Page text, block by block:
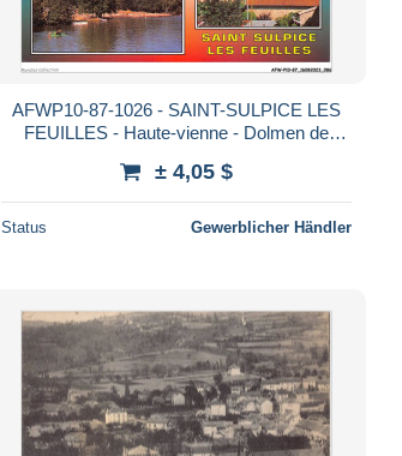
AFWP10-87-1026 - SAINT-SULPICE LES
FEUILLES - Haute-vienne - Dolmen de
± 4,05 $
Status Gewerblicher Händler